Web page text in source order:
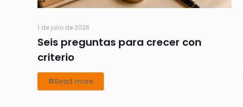
1 de julio de 2026
Seis preguntas para crecer con
criterio
Read more